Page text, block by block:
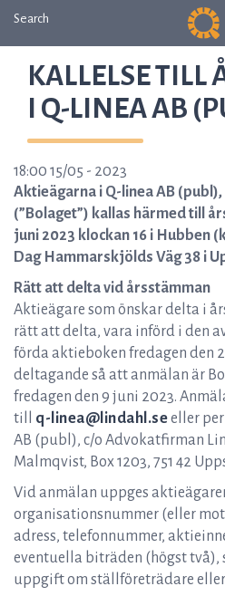
Search
KALLELSE TILL
I Q-LINEA AB
18:00 15/05 - 2023
Aktieägarna i Q-linea AB (publ),
(”Bolaget”) kallas härmed till
juni 2023 klockan 16 i Hubben
Dag Hammarskjölds Väg 38 i
Rätt att delta vid årsstämman
Aktieägare som önskar delta i
rätt att delta, vara införd i den
förda aktieboken fredagen den
deltagande så att anmälan är
fredagen den 9 juni 2023.
till q-linea@lindahl.seeller
AB (publ), c/o Advokatfirman
Malmqvist, Box 1203, 751 42
Vid anmälan uppges
organisationsnummer (eller
adress, telefonnummer,
eventuella biträden (högst två),
uppgift om ställföreträdare